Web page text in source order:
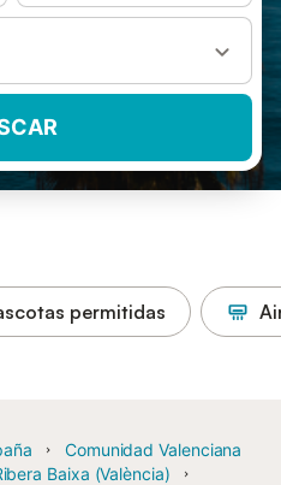
permitidas
Comunidad Valenciana
Baixa (València)